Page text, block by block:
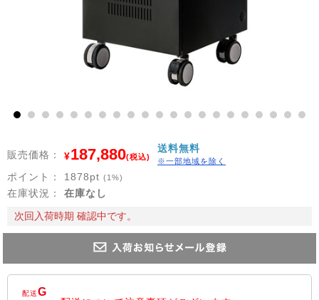
10 11 12 13 14 15 16 17 18 19 20
販売価格： ¥187,880(税込)
送料無料
※一部地域を除く
ポイント： 1878pt (1%)
在庫状況：
在庫なし
次回入荷時期 確認中です。
配送G